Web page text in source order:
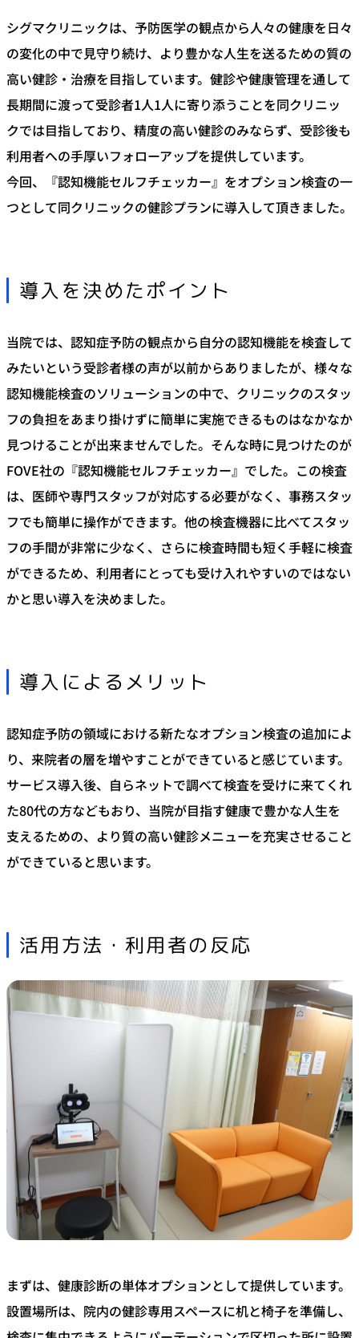
シグマクリニックは、予防医学の観点から人々の健康を日々
の変化の中で見守り続け、より豊かな人生を送るための質の
高い健診・治療を目指しています。健診や健康管理を通して
長期間に渡って受診者1人1人に寄り添うことを同クリニッ
クでは目指しており、精度の高い健診のみならず、受診後も
利用者への手厚いフォローアップを提供しています。
今回、『認知機能セルフチェッカー』をオプション検査の一
つとして同クリニックの健診プランに導入して頂きました。
導入を決めたポイント
当院では、認知症予防の観点から自分の認知機能を検査して
みたいという受診者様の声が以前からありましたが、様々な
認知機能検査のソリューションの中で、クリニックのスタッ
フの負担をあまり掛けずに簡単に実施できるものはなかなか
見つけることが出来ませんでした。そんな時に見つけたのが
FOVE社の『認知機能セルフチェッカー』でした。この検査
は、医師や専門スタッフが対応する必要がなく、事務スタッ
フでも簡単に操作ができます。他の検査機器に比べてスタッ
フの手間が非常に少なく、さらに検査時間も短く手軽に検査
ができるため、利用者にとっても受け入れやすいのではない
かと思い導入を決めました。
導入によるメリット
認知症予防の領域における新たなオプション検査の追加によ
り、来院者の層を増やすことができていると感じています。
サービス導入後、自らネットで調べて検査を受けに来てくれ
た80代の方などもおり、当院が目指す健康で豊かな人生を
支えるための、より質の高い健診メニューを充実させること
ができていると思います。
活用方法・利用者の反応
まずは、健康診断の単体オプションとして提供しています。
設置場所は、院内の健診専用スペースに机と椅子を準備し、